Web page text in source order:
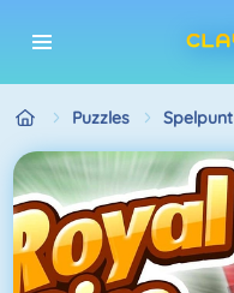
Puzzles Spelpunt